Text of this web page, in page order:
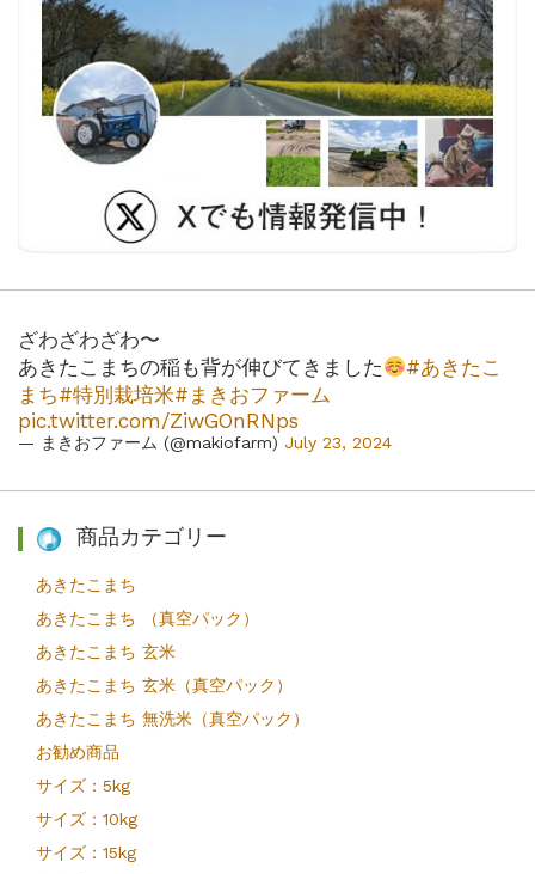
ざわざわざわ〜
あきたこまちの稲も背が伸びてきました
#あきたこ
まち#特別栽培米#まきおファーム
pic.twitter.com/ZiwGOnRNps
— まきおファーム (@makiofarm) July 23, 2024
商品カテゴリー
あきたこまち
あきたこまち （真空パック）
あきたこまち 玄米
あきたこまち 玄米（真空パック）
あきたこまち 無洗米（真空パック）
お勧め商品
サイズ：5kg
サイズ：10kg
サイズ：15kg